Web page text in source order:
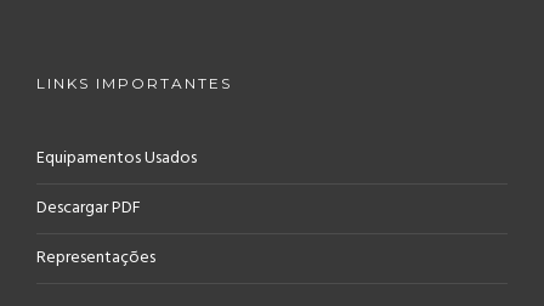
LINKS IMPORTANTES
Equipamentos Usados
Descargar PDF
Representações